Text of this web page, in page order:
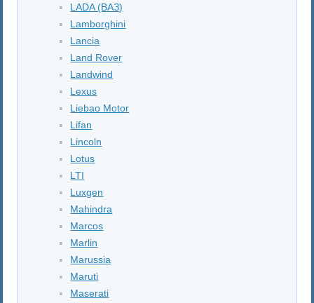
LADA (ВАЗ)
Lamborghini
Lancia
Land Rover
Landwind
Lexus
Liebao Motor
Lifan
Lincoln
Lotus
LTI
Luxgen
Mahindra
Marcos
Marlin
Marussia
Maruti
Maserati